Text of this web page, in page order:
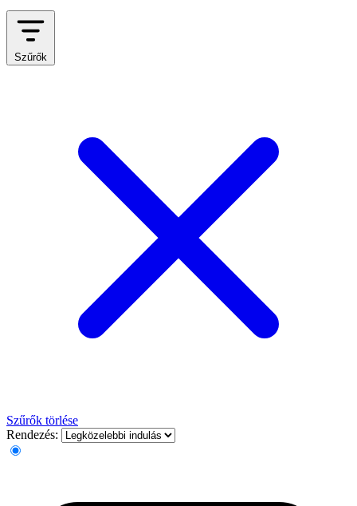
Szűrők
Szűrők törlése
Rendezés: